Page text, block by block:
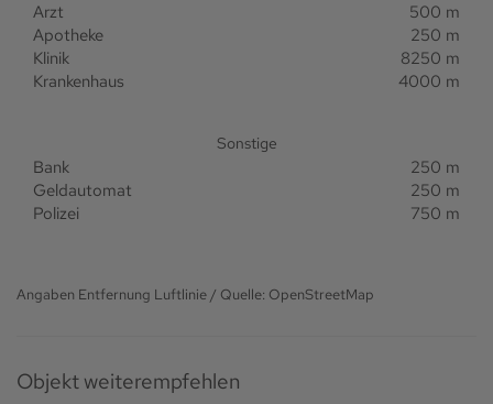
Arzt
500 m
Apotheke
250 m
Klinik
8250 m
Krankenhaus
4000 m
Sonstige
Bank
250 m
Geldautomat
250 m
Polizei
750 m
Angaben Entfernung Luftlinie / Quelle: OpenStreetMap
Objekt weiterempfehlen